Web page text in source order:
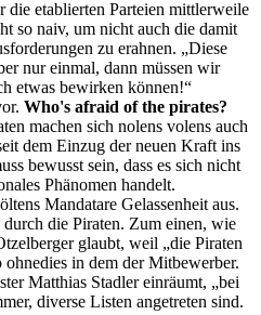
etablierten Parteien mittlerweile
so naiv, um nicht auch die damit
zu erahnen. „Diese
nur einmal, dann müssen wir
etwas bewirken können!“
Who's afraid of the pirates?
machen sich nolens volens auch
dem Einzug der neuen Kraft ins
bewusst sein, dass es sich nicht
Phänomen handelt.
Mandatare Gelassenheit aus.
die Piraten. Zum einen, wie
glaubt, weil „die Piraten
in dem der Mitbewerber.
Matthias Stadler einräumt, „bei
diverse Listen angetreten sind.